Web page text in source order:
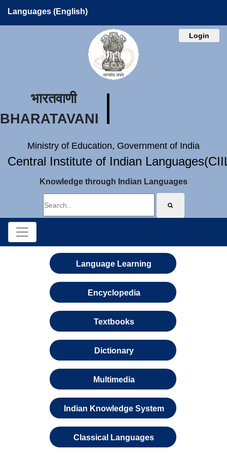
Languages (English)
Login
भारतवाणी
BHARATAVANI
Ministry of Education, Government of India
Central Institute of Indian
Knowledge through Indian Languages
Language Learning
Encyclopedia
Textbooks
Dictionary
Multimedia
Indian Knowledge System
Classical Languages